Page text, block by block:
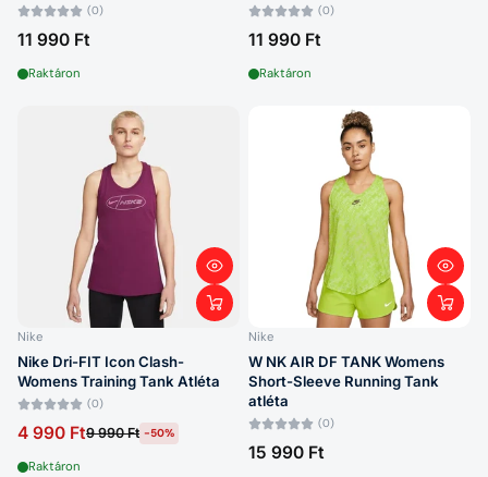
Dátum: új > régi
(0)
11 990 Ft
Raktáron
(0)
11 990 Ft
Raktáron
Nike
Nike Dri-FIT Icon Clash-
Womens Training Tank Atléta
(0)
4 990 Ft9 990 Ft -50%
Raktáron
Nike
W NK AIR DF TANK Womens
Short-Sleeve Running Tank
atléta
(0)
15 990 Ft